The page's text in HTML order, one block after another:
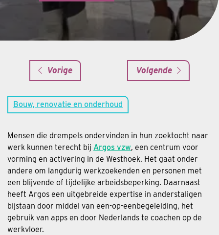
Vorige Volgende
Bouw, renovatie en onderhoud
Mensen die drempels ondervinden in hun zoektocht naar
werk kunnen terecht bij Argos vzw, een centrum voor
vorming en activering in de Westhoek. Het gaat onder
andere om langdurig werkzoekenden en personen met
een blijvende of tijdelijke arbeidsbeperking. Daarnaast
heeft Argos een uitgebreide expertise in anderstaligen
bijstaan door middel van een-op-eenbegeleiding, het
gebruik van apps en door Nederlands te coachen op de
werkvloer.